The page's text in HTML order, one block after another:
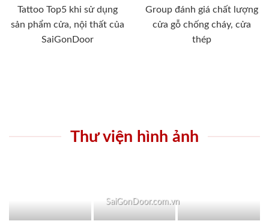
Tattoo Top5 khi sử dụng
sản phẩm cửa, nội thất của
SaiGonDoor
Group đánh giá chất lượng
cửa gỗ chống cháy, cửa
thép
Thư viện hình ảnh
SaiGonDoor.com.vn